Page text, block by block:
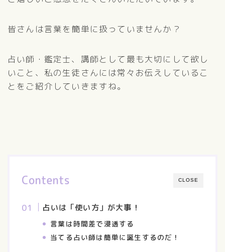
皆さんは言葉を簡単に扱っていませんか？
占い師・鑑定士、講師として最も大切にして欲し
いこと、私の生徒さんには常々お伝えしているこ
とをご紹介していきますね。
CLOSE
Contents
占いは「使い方」が大事！
言葉は時間差で浸透する
当てる占い師は簡単に誕生するのだ！